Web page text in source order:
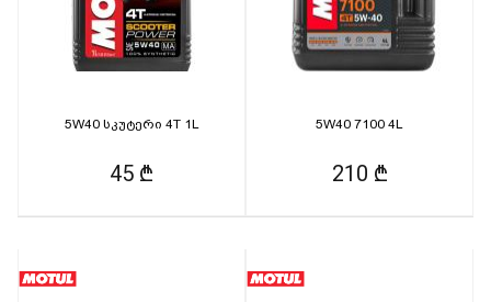
5W40 სკუტერი 4T 1L
45 ₾
5W40 7100 4L
210 ₾